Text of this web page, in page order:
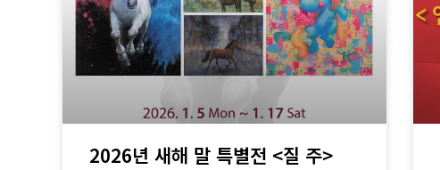
2026년 새해 말 특별전 <질 주>